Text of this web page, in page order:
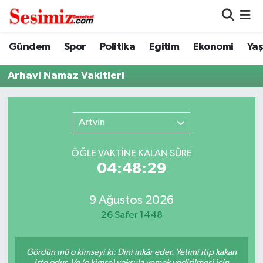
Gündem Spor Politika Eğitim Ekonomi
Arhavi Namaz Vakitleri
Artvin
ÖĞLE VAKTİNE KALAN SÜRE
04:48:29
9 Ağustos 2026
26 Safer 1448
Gördün mü o kimseyi ki: Dini inkâr eder. Yetimi itip kakan
Dünya
Eğitim
Sağlık
Nöbetçi Eczaneler
Hava Durumu
Trafik Durumu
Süper Lig Puan Durumu ve Fikstür
Tüm Manşetler
Haber Arşivi